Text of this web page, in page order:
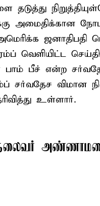
அமைதிக்கான
வெளியிட்ட
பாம் பீச் என்ற
சர்வதேச விமான
உள்ளார்.
தலைவர்